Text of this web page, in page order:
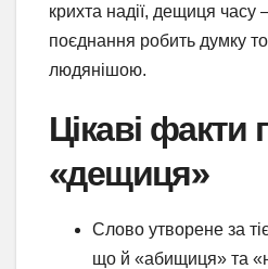
крихта надії, дещиця
поєднання робить думку
людянішою.
Цікаві
«дещиця»
Слово утворене за
що й «абищиця» та